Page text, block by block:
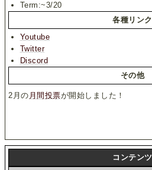
Term:~3/20
各種リンク
Youtube
Twitter
Discord
その他
2月の 月間投票が開始しました！
コンテンツ